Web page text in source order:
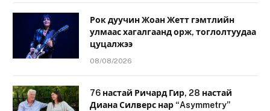
Рок дуучин Жоан Жетт гэмтлийн
улмаас хагалгаанд орж, тоглолтуудаа
цуцалжээ
08/08/2026
76 настай Ричард Гир, 28 настай
Диана Силверс нар “Asymmetry”